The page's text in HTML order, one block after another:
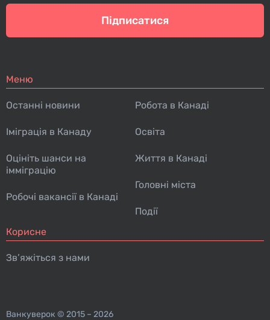
Підписатися
Меню
Останні новини
Іміграція в Канаду
Оцініть шанси на
імміграцію
Робочі вакансії в Канаді
Робота в Канаді
Освіта
Життя в Канаді
Головні міста
Події
Корисне
Зв’яжіться з нами
Ванкуверок © 2015 – 2026